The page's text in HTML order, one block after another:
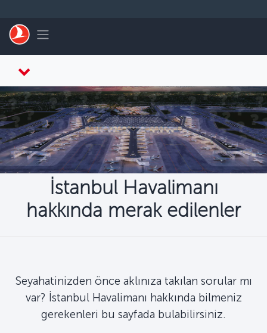
Toggle navigation
İstanbul Havalimanı
hakkında merak edilenler
Seyahatinizden önce aklınıza takılan sorular mı
var? İstanbul Havalimanı hakkında bilmeniz
gerekenleri bu sayfada bulabilirsiniz.